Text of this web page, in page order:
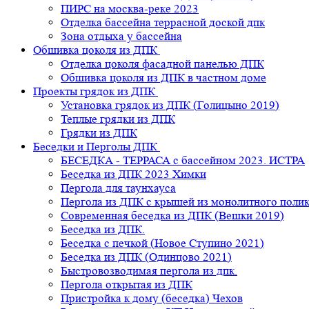
ПИРС на москва-реке 2023
Отделка бассейна террасной доской дпк
Зона отдыха у бассейна
Обшивка цоколя из ДПК
Отделка цоколя фасадной панелью ДПК
Обшивка цоколя из ДПК в частном доме
Проекты грядок из ДПК
Установка грядок из ДПК (Голицыно 2019)
Теплые грядки из ДПК
Грядки из ДПК
Беседки и Перголы ДПК
БЕСЕДКА - ТЕРРАСА с бассейном 2023. ИСТРА
Беседка из ДПК 2023 Химки
Пергола для таунхауса
Пергола из ДПК с крышей из монолитного
Современная беседка из ДПК (Вешки 2019)
Беседка из ДПК.
Беседка с печкой (Новое Ступино 2021)
Беседка из ДПК (Одинцово 2021)
Быстровозводимая пергола из дпк.
Пергола открытая из ДПК
Пристройка к дому (беседка) Чехов